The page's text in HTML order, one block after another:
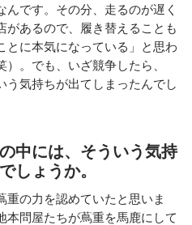
です。その分、走るのが遅く
があるので、履き替えることも
とに本気になっている」と思わ
。でも、いざ競争したら、
う気持ちが出てしまったんでし
中には、そういう気持
しょうか。
の力を認めていたと思いま
本問屋たちが蔦重を馬鹿にして